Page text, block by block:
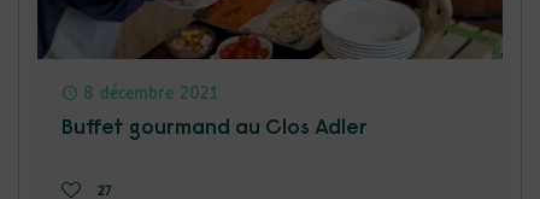
8 décembre 2021
Buffet gourmand au Clos Adler
27